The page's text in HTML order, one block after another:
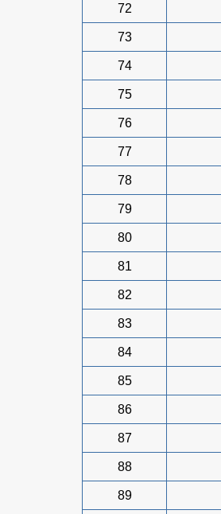
72
73
74
75
76
77
78
79
80
81
82
83
84
85
86
87
88
89